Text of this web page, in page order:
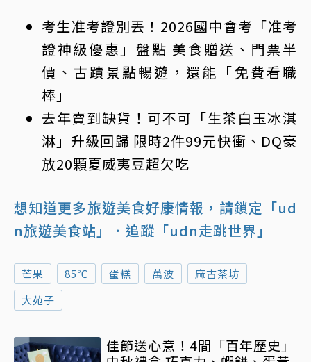
考生准考證別丟！2026國中會考「准考
證神級優惠」盤點 美食贈送、門票半
價、古蹟景點暢遊，還能「免費看職
棒」
去年賣到缺貨！可不可「生茶白玉冰淇
淋」升級回歸 限時2件99元快衝、DQ豪
放20顆夏威夷豆超欠吃
想知道更多旅遊美食好康情報，請鎖定「ud
n旅遊美食站」
．追蹤「udn走跳世界」
芒果 85℃ 蛋糕 萬波
麻古茶坊
大苑子
佳節送心意！4間「百年歷史」